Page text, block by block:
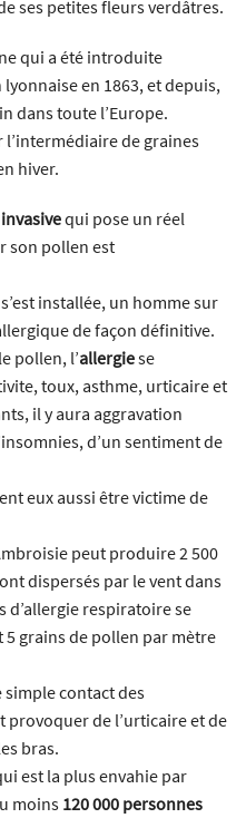
ses petites fleurs verdâtres.
qui a été introduite
en 1863, et depuis,
dans toute l’Europe.
l’intermédiaire de graines
hiver.
invasivequi pose un réel
son pollen est
installée, un homme sur
de façon définitive.
pollen, l’allergiese
toux, asthme, urticaire et
il y aura aggravation
d’un sentiment de
eux aussi être victime de
peut produire 2 500
dispersés par le vent dans
d’allergie respiratoire se
grains de pollen par mètre
simple contact des
provoquer de l’urticaire et de
bras.
est la plus envahie par
moins 120 000 personnes